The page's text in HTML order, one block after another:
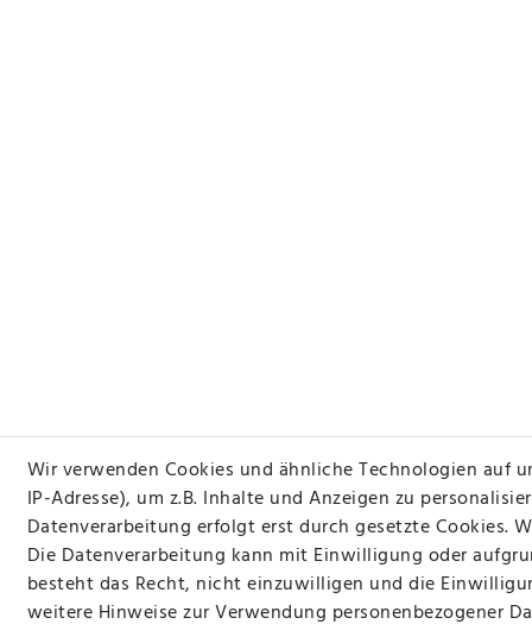
Wir verwenden Cookies und ähnliche Technologien auf
IP-Adresse), um z.B. Inhalte und Anzeigen zu
Datenverarbeitung erfolgt erst durch gesetzte Cookies.
Die Datenverarbeitung kann mit Einwilligung oder
besteht das Recht, nicht einzuwilligen und die
weitere Hinweise zur Verwendung personenbezogener